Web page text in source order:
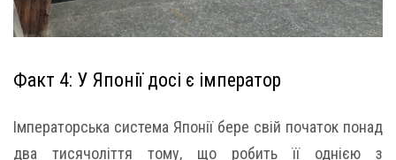
Факт 4: У Японії досі є імператор
Імператорська система Японії бере свій початок понад
два тисячоліття тому, що робить її однією з